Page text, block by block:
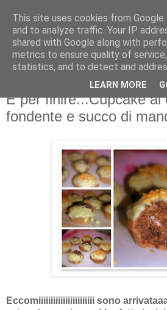
15 dicembre 2008
E per finire...Cupcake al
fondente e succo di
Eccomiiiiiiiiiiiiiiiiiiiiiii sono
This site uses cookies from
and to analyze traffic. Your IP
shared with Google along with
metrics to ensure quality of
statistics, and to detect and
LEARN MORE